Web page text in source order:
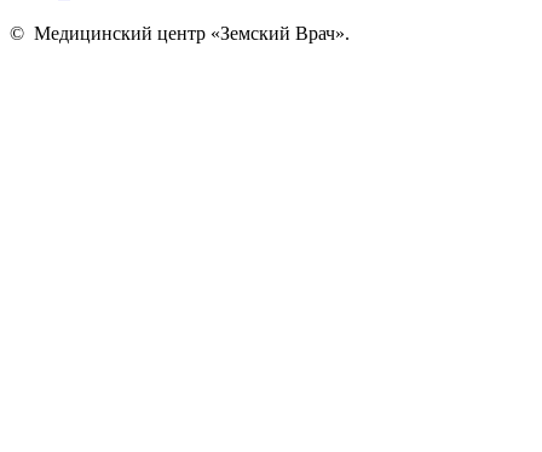
© Медицинский центр «Земский Врач».